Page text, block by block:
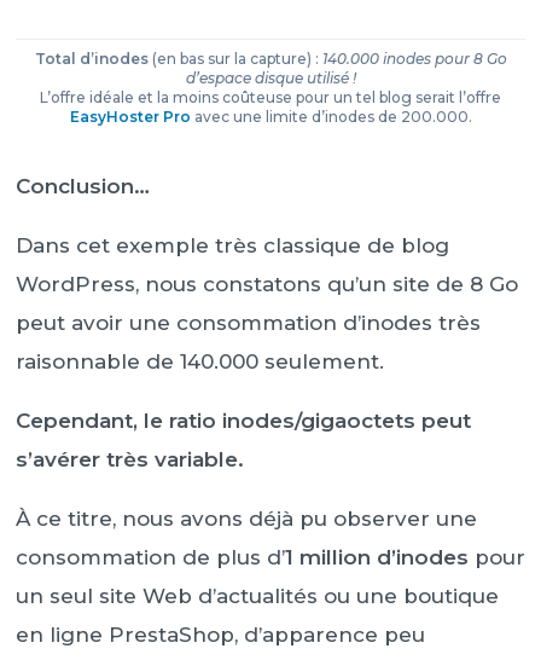
Total d’inodes(en bas sur la capture) : 140.000 inodes pour 8 Go
d’espace disque utilisé !
L’offre idéale et la moins coûteuse pour un tel blog serait l’offre
EasyHoster Pro avec une limite d’inodes de 200.000.
Conclusion…
Dans cet exemple très classique de blog
WordPress, nous constatons qu’un site de 8 Go
peut avoir une consommation d’inodes très
raisonnable de 140.000 seulement.
Cependant, le ratio inodes/gigaoctets peut
s’avérer très variable.
À ce titre, nous avons déjà pu observer une
consommation de plus d’1 million d’inodes pour
un seul site Web d’actualités ou une boutique
en ligne PrestaShop, d’apparence peu